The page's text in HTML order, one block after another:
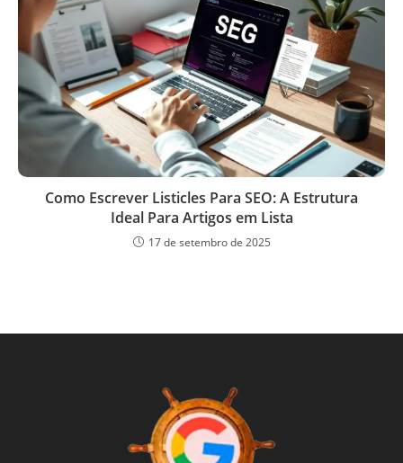
Como Escrever Listicles Para SEO: A Estrutura
Ideal Para Artigos em Lista
17 de setembro de 2025